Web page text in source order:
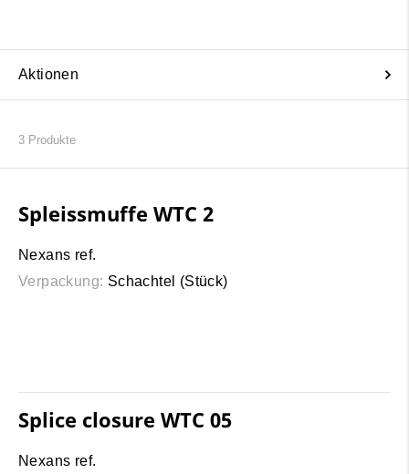
Aktionen
3 Produkte
Spleissmuffe WTC 2
Nexans ref.
Verpackung: Schachtel (Stück)
Splice closure WTC 05
Nexans ref.